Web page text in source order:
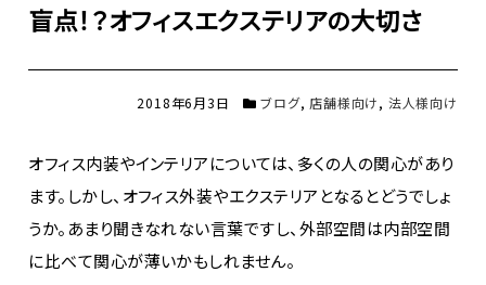
盲点！？オフィスエクステリアの大切さ
2018年6月3日 ブログ, 店舗様向け, 法人様向け
オフィス内装やインテリアについては、多くの人の関心があり
ます。しかし、オフィス外装やエクステリアとなるとどうでしょ
うか。あまり聞きなれない言葉ですし、外部空間は内部空間
に比べて関心が薄いかもしれません。